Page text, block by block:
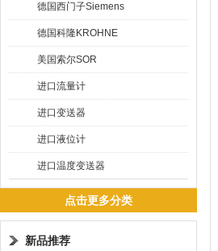
德国西门子Siemens
德国科隆KROHNE
美国索尔SOR
进口流量计
进口变送器
进口液位计
进口温度变送器
点击更多分类
新品推荐